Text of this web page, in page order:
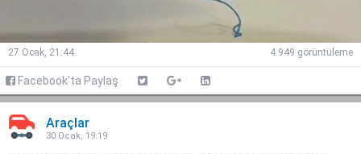
27 Ocak, 21:44 4.949 görüntüleme
Facebook'ta Paylaş
Araçlar
30 Ocak, 19:19